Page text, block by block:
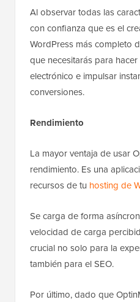
Al observar todas las
con confianza que es el
WordPress más completo
que necesitarás para
electrónico e impulsar
conversiones.
Rendimiento
La mayor ventaja de usar
rendimiento. Es una
recursos de tu hosting de
Se carga de forma
velocidad de carga
crucial no solo para la
también para el SEO.
Por último, dado que